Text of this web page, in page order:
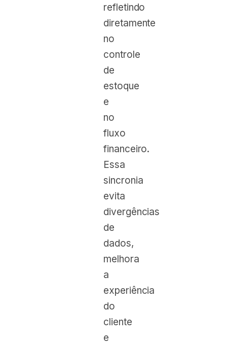
refletindo
diretamente
no
controle
de
estoque
e
no
fluxo
financeiro.
Essa
sincronia
evita
divergências
de
dados,
melhora
a
experiência
do
cliente
e